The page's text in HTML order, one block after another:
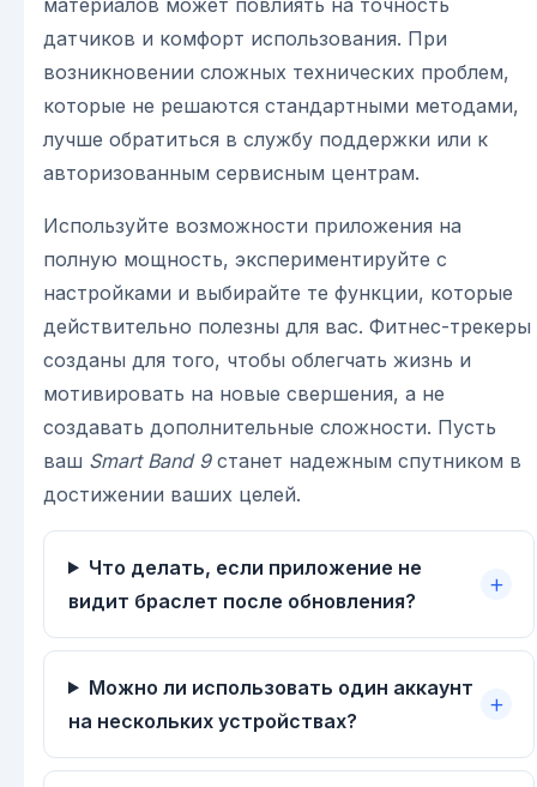
датчиков и комфорт использования. При
возникновении сложных технических проблем,
которые не решаются стандартными методами,
лучше обратиться в службу поддержки или к
авторизованным сервисным центрам.
Используйте возможности приложения на
полную мощность, экспериментируйте с
настройками и выбирайте те функции, которые
действительно полезны для вас. Фитнес-трекеры
созданы для того, чтобы облегчать жизнь и
мотивировать на новые свершения, а не
создавать дополнительные сложности. Пусть
ваш Smart Band 9станет надежным спутником в
достижении ваших целей.
Что делать, если приложение не
видит браслет после обновления?
Можно ли использовать один аккаунт
на нескольких устройствах?